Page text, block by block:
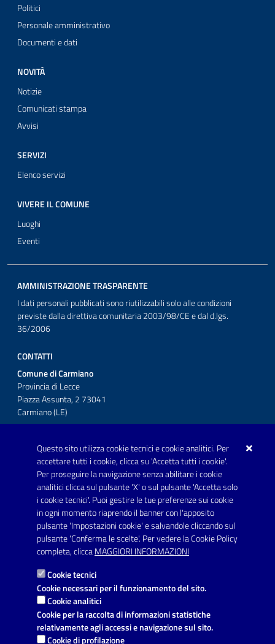
Questo sito utilizza cookie tecnici e cookie analitici. Per
accettare tutti i cookie, clicca su 'Accetta tutti i cookie'.
Per proseguire la navigazione senza abilitare i cookie
analitici clicca sul pulsante 'X' o sul pulsante 'Accetta solo
i cookie tecnici'. Puoi gestire le tue preferenze sui cookie
in ogni momento riaprendo il banner con l'apposito
pulsante 'Impostazioni cookie' e salvandole cliccando sul
pulsante 'Conferma le scelte'. Per vedere la Cookie Policy
completa, cliccaMAGGIORI INFORMAZIONI
Cookie tecnici
Cookie necessari per il funzionamento del sito.
Cookie analitici
Cookie per la raccolta di informazioni statistiche
relativamente agli accessi e navigazione sul sito.
Cookie di profilazione
Politici
Personale amministrativo
Documenti e dati
NOVITÀ
Notizie
Comunicati stampa
Avvisi
SERVIZI
Elenco servizi
VIVERE IL COMUNE
Luoghi
Eventi
AMMINISTRAZIONE TRASPARENTE
I dati personali pubblicati sono riutilizzabili solo alle condizioni
previste dalla direttiva comunitaria 2003/98/CE e dal d.lgs.
36/2006
CONTATTI
Comune di Carmiano
Provincia di Lecce
Piazza Assunta, 2 73041
Carmiano (LE)
Posta Elettronica Certificata:
protocollo.comunecarmiano@pec.rupar.puglia.it
URP - Ufficio Relazioni con il Pubblico
Link utili
Informativa privacy
Dichiarazione di accessibilità
Note legali
Domande frequenti